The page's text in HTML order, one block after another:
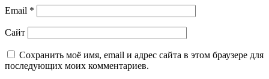
Email *
Сайт
Сохранить моё имя, email и адрес сайта в этом браузере для
последующих моих комментариев.